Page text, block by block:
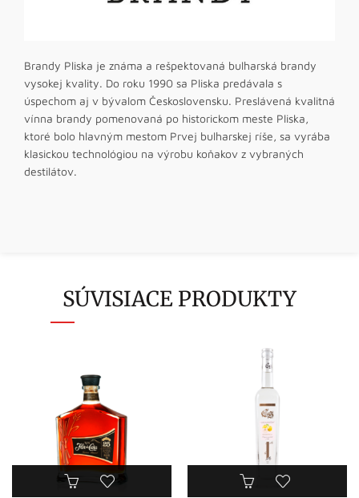
Brandy Pliska je známa a rešpektovaná bulharská brandy
vysokej kvality. Do roku 1990 sa Pliska predávala s
úspechom aj v bývalom Československu. Preslávená kvalitná
vínna brandy pomenovaná po historickom meste Pliska,
ktoré bolo hlavným mestom Prvej bulharskej ríše, sa vyrába
klasickou technológiou na výrobu koňakov z vybraných
destilátov.
SÚVISIACE PRODUKTY